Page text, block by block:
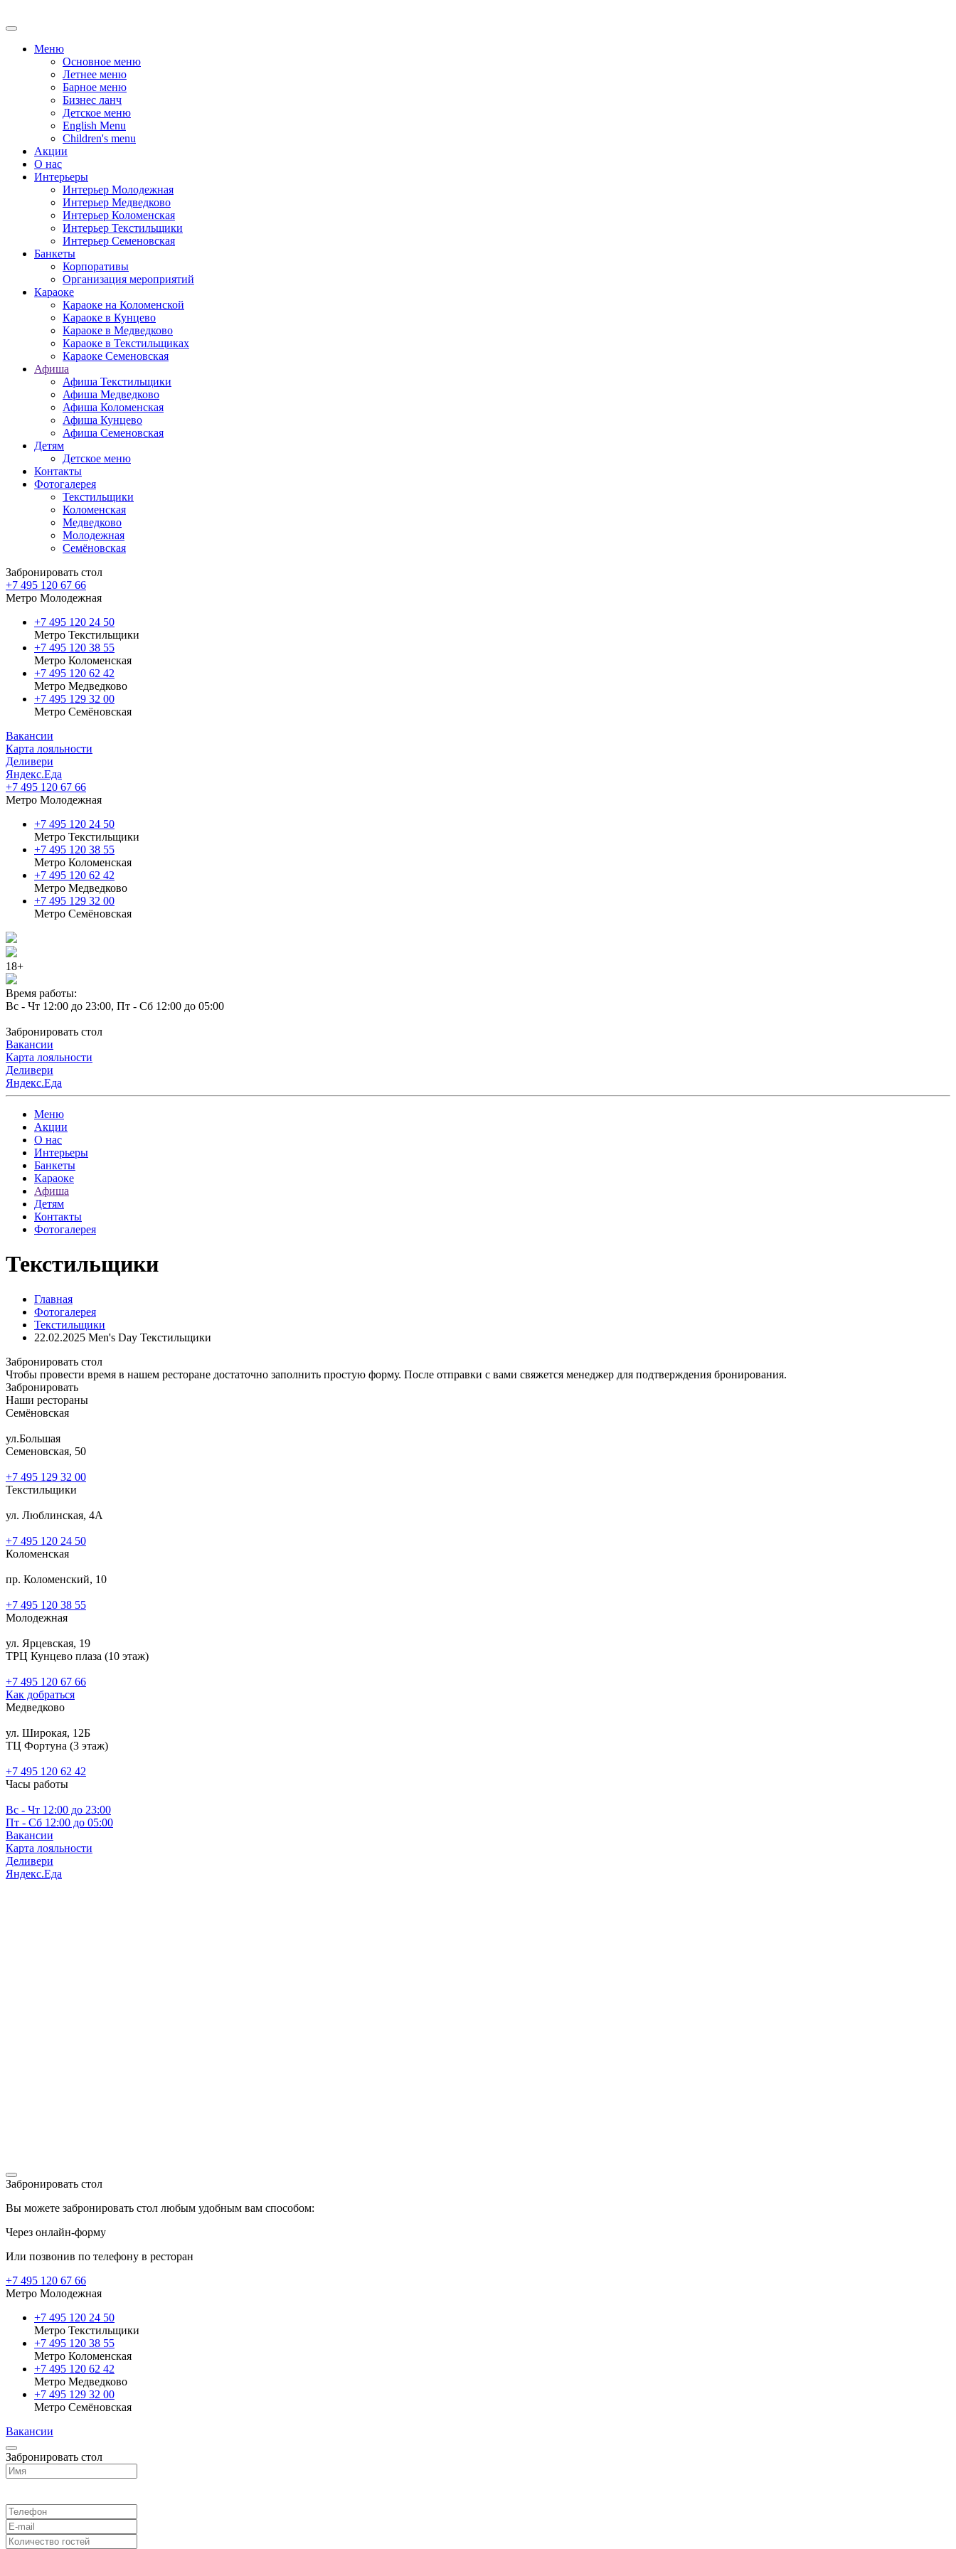
Меню
Основное меню
Летнее меню
Барное меню
Бизнес ланч
Детское меню
English Menu
Children's menu
Акции
О нас
Интерьеры
Интерьер Молодежная
Интерьер Медведково
Интерьер Коломенская
Интерьер Текстильщики
Интерьер Семеновская
Банкеты
Корпоративы
Oрганизация мероприятий
Караоке
Караоке на Коломенской
Караоке в Кунцево
Караоке в Медведково
Караоке в Текстильщиках
Караоке Семеновская
Афиша
Афиша Текстильщики
Афиша Медведково
Афиша Коломенская
Афиша Кунцево
Афиша Семеновская
Детям
Детское меню
Контакты
Фотогалерея
Текстильщики
Коломенская
Медведково
Молодежная
Семёновская
Забронировать стол
+7 495 120 67 66
Метро Молодежная
+7 495 120 24 50
Метро Текстильщики
+7 495 120 38 55
Метро Коломенская
‎+7 495 120 62 42
Метро Медведково
+7 495 129 32 00
Метро Семёновская
Вакансии
Карта лояльности
Деливери
Яндекс.Еда
+7 495 120 67 66
Метро Молодежная
+7 495 120 24 50
Метро Текстильщики
+7 495 120 38 55
Метро Коломенская
‎+7 495 120 62 42
Метро Медведково
+7 495 129 32 00
Метро Семёновская
18+
Время работы:
Вс - Чт 12:00 до 23:00, Пт - Сб 12:00 до 05:00
Забронировать стол
Вакансии
Карта лояльности
Деливери
Яндекс.Еда
Меню
Акции
О нас
Интерьеры
Банкеты
Караоке
Афиша
Детям
Контакты
Фотогалерея
Текстильщики
Главная
Фотогалерея
Текстильщики
22.02.2025 Men's Day Текстильщики
Забронировать стол
Чтобы провести время в нашем ресторане достаточно заполнить простую форму. После отправки с вами свяжется менеджер для подтверждения бронирования.
Забронировать
Наши рестораны
Семёновская
ул.Большая
Семеновская, 50
+7 495 129 32 00
Текстильщики
ул. Люблинская, 4А
+7 495 120 24 50
Коломенская
пр. Коломенский, 10
+7 495 120 38 55
Молодежная
ул. Ярцевская, 19
ТРЦ Кунцево плаза (10 этаж)
+7 495 120 67 66
Как добраться
Медведково
ул. Широкая, 12Б
ТЦ Фортуна (3 этаж)
‎+7 495 120 62 42
Часы работы
Вс - Чт 12:00 до 23:00
Пт - Сб 12:00 до 05:00
Вакансии
Карта лояльности
Деливери
Яндекс.Еда
Забронировать стол
Вы можете забронировать стол любым удобным вам способом:
Через онлайн-форму
Или позвонив по телефону в ресторан
+7 495 120 67 66
Метро Молодежная
+7 495 120 24 50
Метро Текстильщики
+7 495 120 38 55
Метро Коломенская
‎+7 495 120 62 42
Метро Медведково
+7 495 129 32 00
Метро Семёновская
Вакансии
Забронировать стол